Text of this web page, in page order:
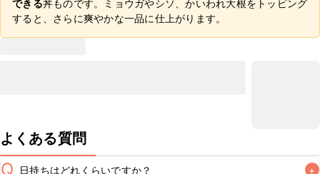
できる丼ものです。ミョウガやシソ、かいわれ大根をトッピング
すると、さらに爽やかな一品に仕上がります。
よくある質問
Q 日持ちはどれくらいですか？ +